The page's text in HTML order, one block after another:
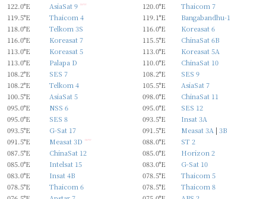
122.0°E
AsiaSat 9 new 120.0°E
Thaicom 7
119.5°E
Thaicom 4 119.1°E
Bangabandhu-1
118.0°E
Telkom 3S 116.0°E
Koreasat 6
116.0°E
Koreasat 7 115.5°E
ChinaSat 6B
113.0°E
Koreasat 5 113.0°E
Koreasat 5A
113.0°E
Palapa D 110.0°E
ChinaSat 10
108.2°E
SES 7 108.2°E
SES 9
108.2°E
Telkom 4 105.5°E
AsiaSat 7
100.5°E
AsiaSat 5 098.0°E
ChinaSat 11
095.0°E
NSS 6 095.0°E
SES 12
095.0°E
SES 8 093.5°E
Insat 3A
093.5°E
G-Sat 17 091.5°E Measat 3A | 3B
091.5°E
Measat 3D new 088.0°E
ST 2
087.5°E
ChinaSat 12 085.0°E
Horizon 2
085.0°E
Intelsat 15 083.0°E
G-Sat 10
083.0°E
Insat 4B 078.5°E
Thaicom 5
078.5°E
Thaicom 6 078.5°E
Thaicom 8